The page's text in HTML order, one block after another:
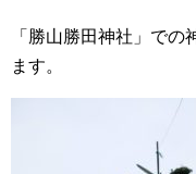
「勝山勝田神社」で
ます。